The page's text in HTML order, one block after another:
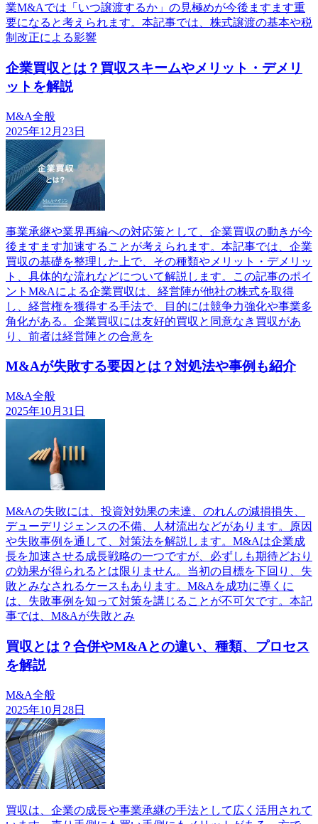
業M&Aでは「いつ譲渡するか」の見極めが今後ますます重
要になると考えられます。本記事では、株式譲渡の基本や税
制改正による影響
企業買収とは？買収スキームやメリット・デメリ
ットを解説
M&A全般
2025年12月23日
事業承継や業界再編への対応策として、企業買収の動きが今
後ますます加速することが考えられます。本記事では、企業
買収の基礎を整理した上で、その種類やメリット・デメリッ
ト、具体的な流れなどについて解説します。この記事のポイ
ントM&Aによる企業買収は、経営陣が他社の株式を取得
し、経営権を獲得する手法で、目的には競争力強化や事業多
角化がある。企業買収には友好的買収と同意なき買収があ
り、前者は経営陣との合意を
M&Aが失敗する要因とは？対処法や事例も紹介
M&A全般
2025年10月31日
M&Aの失敗には、投資対効果の未達、のれんの減損損失、
デューデリジェンスの不備、人材流出などがあります。原因
や失敗事例を通して、対策法を解説します。M&Aは企業成
長を加速させる成長戦略の一つですが、必ずしも期待どおり
の効果が得られるとは限りません。当初の目標を下回り、失
敗とみなされるケースもあります。M&Aを成功に導くに
は、失敗事例を知って対策を講じることが不可欠です。本記
事では、M&Aが失敗とみ
買収とは？合併やM&Aとの違い、種類、プロセス
を解説
M&A全般
2025年10月28日
買収は、企業の成長や事業承継の手法として広く活用されて